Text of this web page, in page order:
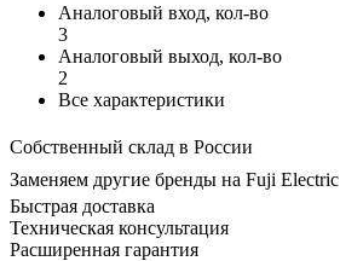
Аналоговый вход, кол-во
3
Аналоговый выход, кол-во
2
Все характеристики
Собственный склад в России
Заменяем другие бренды на Fuji Electric
Быстрая доставка
Техническая консультация
Расширенная гарантия